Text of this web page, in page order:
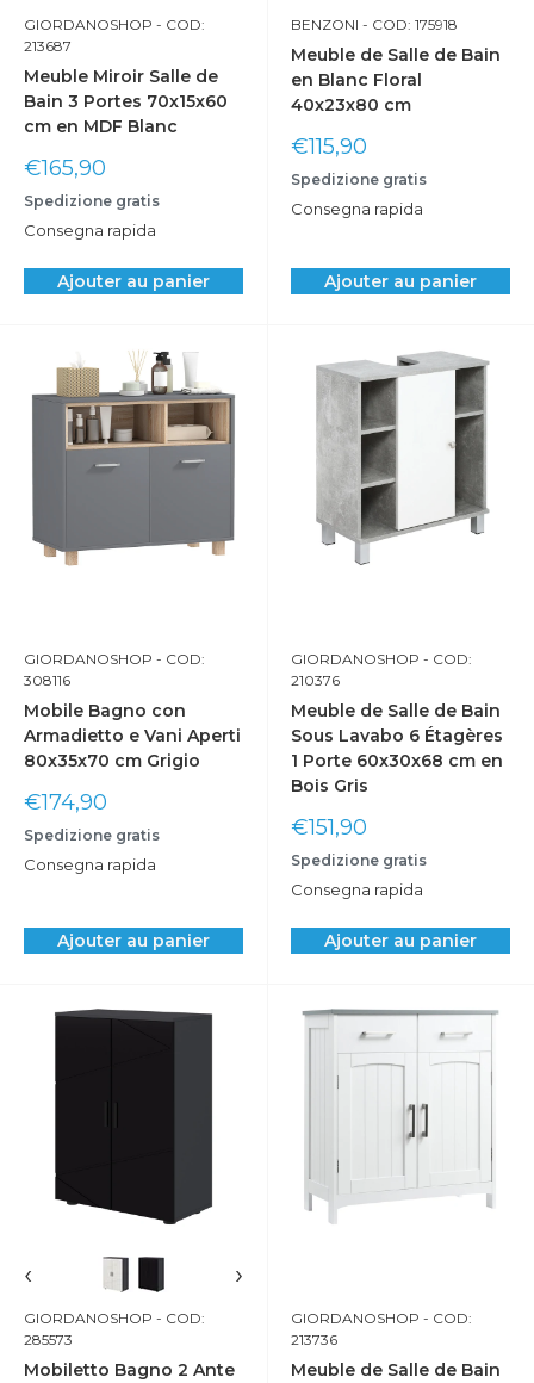
Choisissez lemeuble de salle de bain mobilequi vous
plaît le plus et personnalisez-le tout de suite !
GIORDANOSHOP - COD:
213687
Meuble Miroir Salle de
Bain 3 Portes 70x15x60
cm en MDF Blanc
Prix
réduit
€165,90
Spedizione gratis
Consegna rapida
Ajouter au panier
BENZONI - COD: 175918
Meuble de Salle de Bain
en Blanc Floral
40x23x80 cm
Prix
réduit
€115,90
Spedizione gratis
Consegna rapida
Ajouter au panier
GIORDANOSHOP - COD:
308116
Mobile Bagno con
Armadietto e Vani Aperti
80x35x70 cm Grigio
Prix
réduit
€174,90
Spedizione gratis
Consegna rapida
Ajouter au panier
GIORDANOSHOP - COD:
210376
Meuble de Salle de Bain
Sous Lavabo 6 Étagères
1 Porte 60x30x68 cm en
Bois Gris
Prix
réduit
€151,90
Spedizione gratis
Consegna rapida
Ajouter au panier
‹ ›
GIORDANOSHOP - COD:
285573
Mobiletto Bagno 2 Ante
GIORDANOSHOP - COD:
213736
Meuble de Salle de Bain